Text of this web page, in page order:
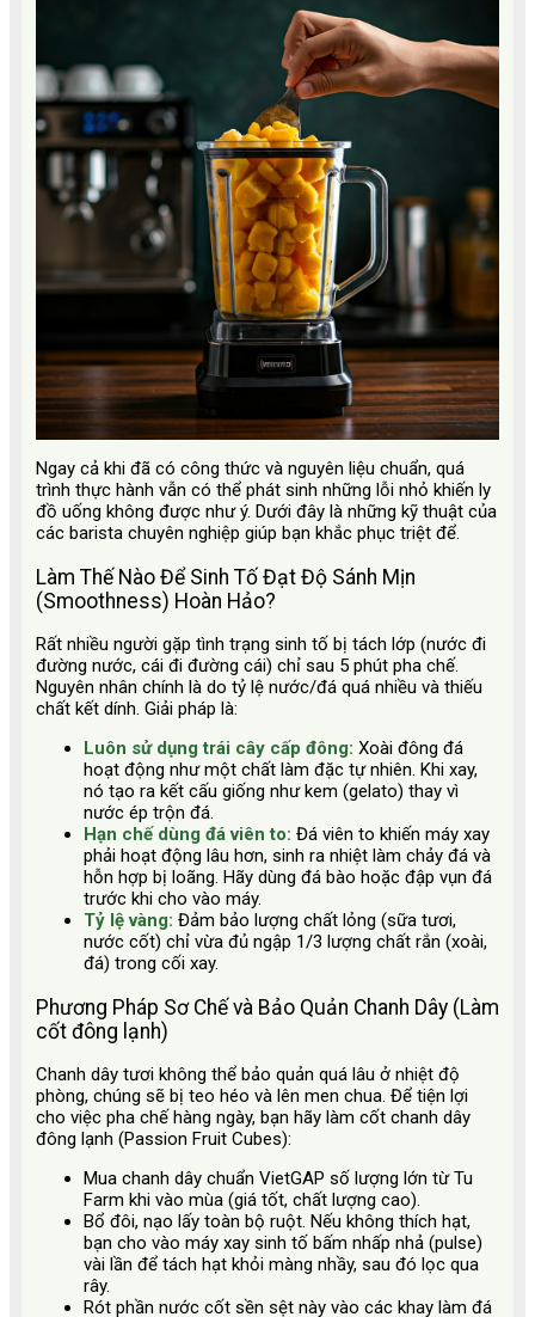
Ngay cả khi đã có công thức và nguyên liệu chuẩn, quá
trình thực hành vẫn có thể phát sinh những lỗi nhỏ khiến ly
đồ uống không được như ý. Dưới đây là những kỹ thuật của
các barista chuyên nghiệp giúp bạn khắc phục triệt để.
Làm Thế Nào Để Sinh Tố Đạt Độ Sánh Mịn
(Smoothness) Hoàn Hảo?
Rất nhiều người gặp tình trạng sinh tố bị tách lớp (nước đi
đường nước, cái đi đường cái) chỉ sau 5 phút pha chế.
Nguyên nhân chính là do tỷ lệ nước/đá quá nhiều và thiếu
chất kết dính. Giải pháp là:
Luôn sử dụng trái cây cấp đông: Xoài đông đá
hoạt động như một chất làm đặc tự nhiên. Khi xay,
nó tạo ra kết cấu giống như kem (gelato) thay vì
nước ép trộn đá.
Hạn chế dùng đá viên to: Đá viên to khiến máy xay
phải hoạt động lâu hơn, sinh ra nhiệt làm chảy đá và
hỗn hợp bị loãng. Hãy dùng đá bào hoặc đập vụn đá
trước khi cho vào máy.
Tỷ lệ vàng: Đảm bảo lượng chất lỏng (sữa tươi,
nước cốt) chỉ vừa đủ ngập 1/3 lượng chất rắn (xoài,
đá) trong cối xay.
Phương Pháp Sơ Chế và Bảo Quản Chanh Dây (Làm
cốt đông lạnh)
Chanh dây tươi không thể bảo quản quá lâu ở nhiệt độ
phòng, chúng sẽ bị teo héo và lên men chua. Để tiện lợi
cho việc pha chế hàng ngày, bạn hãy làm cốt chanh dây
đông lạnh (Passion Fruit Cubes):
Mua chanh dây chuẩn VietGAP số lượng lớn từ Tu
Farm khi vào mùa (giá tốt, chất lượng cao).
Bổ đôi, nạo lấy toàn bộ ruột. Nếu không thích hạt,
bạn cho vào máy xay sinh tố bấm nhấp nhả (pulse)
vài lần để tách hạt khỏi màng nhầy, sau đó lọc qua
rây.
Rót phần nước cốt sền sệt này vào các khay làm đá